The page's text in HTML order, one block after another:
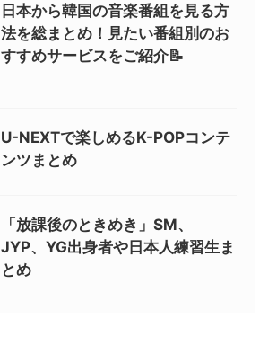
日本から韓国の音楽番組を見る方
法を総まとめ！見たい番組別のお
すすめサービスをご紹介📝
U-NEXTで楽しめるK-POPコンテ
ンツまとめ
「放課後のときめき」SM、
JYP、YG出身者や日本人練習生ま
とめ